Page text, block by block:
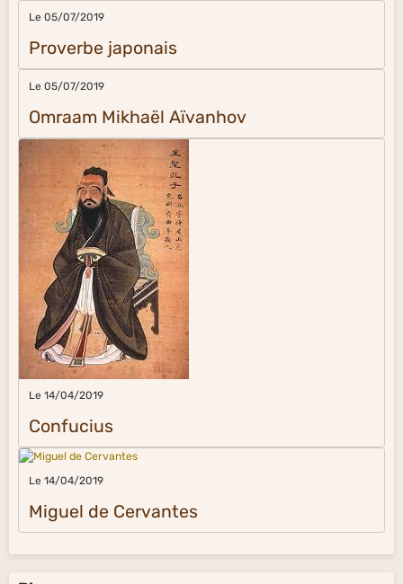
Le 05/07/2019
Proverbe japonais
Le 05/07/2019
Omraam Mikhaël Aïvanhov
Le 14/04/2019
Confucius
Le 14/04/2019
Miguel de Cervantes